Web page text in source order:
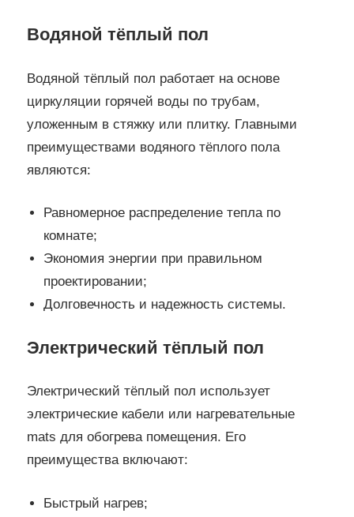
Водяной тёплый пол
Водяной тёплый пол работает на основе
циркуляции горячей воды по трубам,
уложенным в стяжку или плитку. Главными
преимуществами водяного тёплого пола
являются:
Равномерное распределение тепла по
комнате;
Экономия энергии при правильном
проектировании;
Долговечность и надежность системы.
Электрический тёплый пол
Электрический тёплый пол использует
электрические кабели или нагревательные
mats для обогрева помещения. Его
преимущества включают:
Быстрый нагрев;